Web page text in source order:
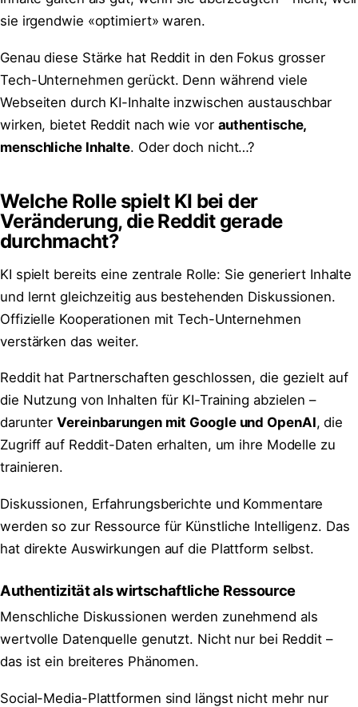
sie irgendwie «optimiert» waren.
Genau diese Stärke hat Reddit in den Fokus grosser
Tech-Unternehmen gerückt. Denn während viele
Webseiten durch KI-Inhalte inzwischen austauschbar
wirken, bietet Reddit nach wie vor authentische,
menschliche Inhalte. Oder doch nicht…?
Welche Rolle spielt KI bei der
Veränderung, die Reddit gerade
durchmacht?
KI spielt bereits eine zentrale Rolle: Sie generiert Inhalte
und lernt gleichzeitig aus bestehenden Diskussionen.
Offizielle Kooperationen mit Tech-Unternehmen
verstärken das weiter.
Reddit hat Partnerschaften geschlossen, die gezielt auf
die Nutzung von Inhalten für KI-Training abzielen –
darunterVereinbarungen mit Google und OpenAI, die
Zugriff auf Reddit-Daten erhalten, um ihre Modelle zu
trainieren.
Diskussionen, Erfahrungsberichte und Kommentare
werden so zur Ressource für Künstliche Intelligenz. Das
hat direkte Auswirkungen auf die Plattform selbst.
Authentizität als wirtschaftliche Ressource
Menschliche Diskussionen werden zunehmend als
wertvolle Datenquelle genutzt. Nicht nur bei Reddit –
das ist ein breiteres Phänomen.
Social-Media-Plattformen sind längst nicht mehr nur